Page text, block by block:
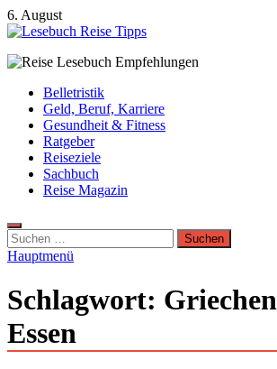
Zum
Inhalt
6. August
Lesebuch Reise Tipps
Belletristik
Geld, Beruf, Karriere
Gesundheit & Fitness
Ratgeber
Reiseziele
Sachbuch
Reise Magazin
Suchen
nach:
Hauptmenü
Schlagwort:
Essen